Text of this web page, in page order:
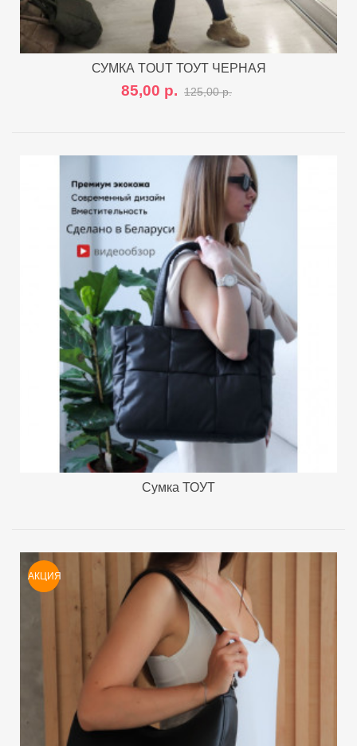
СУМКА TOUT ТОУТ ЧЕРНАЯ
85,00 р. 125,00 р.
Сумка ТОУТ
АКЦИЯ